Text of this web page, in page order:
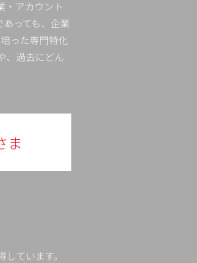
・アカウント
っても、企業
った専門特化
、過去にどん
ま
ています。